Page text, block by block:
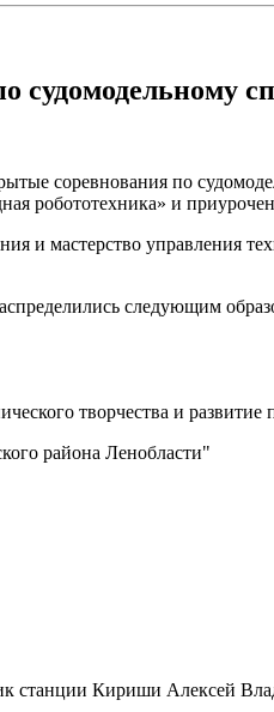
судомодельному
соревнования по
робототехника» и
и мастерство управления
следующим
творчества и
района Ленобласти"
станции Кириши Алексей